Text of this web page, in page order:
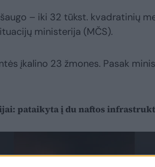
– iki 32 tūkst. kvadratinių
ministerija (MČS).
įkalino 23 žmones. Pasak
pataikyta į du naftos